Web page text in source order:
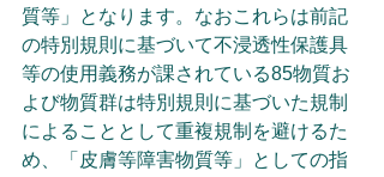
質等」となります。なおこれらは前記
の特別規則に基づいて不浸透性保護具
等の使用義務が課されている85物質お
よび物質群は特別規則に基づいた規制
によることとして重複規制を避けるた
め、「皮膚等障害物質等」としての指